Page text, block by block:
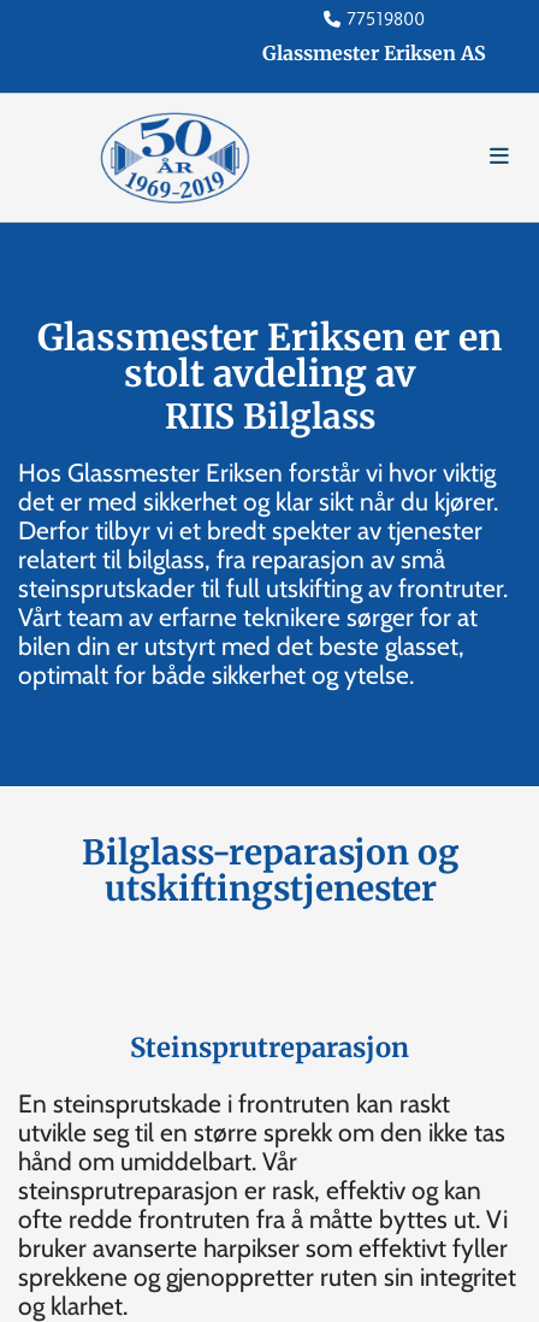
 77519800
Glassmester Eriksen AS
Glassmester Eriksen er en
stolt avdeling av
RIIS Bilglass
Hos Glassmester Eriksen forstår vi hvor viktig
det er med sikkerhet og klar sikt når du kjører.
Derfor tilbyr vi et bredt spekter av tjenester
relatert til bilglass, fra reparasjon av små
steinsprutskader til full utskifting av frontruter.
Vårt team av erfarne teknikere sørger for at
bilen din er utstyrt med det beste glasset,
optimalt for både sikkerhet og ytelse.
Bilglass-reparasjon og
utskiftingstjenester
Steinsprutreparasjon
En steinsprutskade i frontruten kan raskt
utvikle seg til en større sprekk om den ikke tas
hånd om umiddelbart. Vår
steinsprutreparasjon er rask, effektiv og kan
ofte redde frontruten fra å måtte byttes ut. Vi
bruker avanserte harpikser som effektivt fyller
sprekkene og gjenoppretter ruten sin integritet
og klarhet.